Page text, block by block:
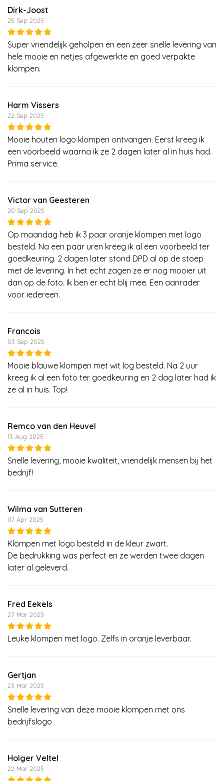
Dirk-Joost
25 Sep 2025
Super vriendelijk geholpen en een zeer snelle levering van
hele mooie en netjes afgewerkte en goed verpakte
klompen.
Harm Vissers
22 Sep 2025
Mooie houten logo klompen ontvangen. Eerst kreeg ik
een voorbeeld waarna ik ze 2 dagen later al in huis had.
Prima service.
Victor van Geesteren
20 Sep 2025
Op maandag heb ik 3 paar oranje klompen met logo
besteld. Na een paar uren kreeg ik al een voorbeeld ter
goedkeuring. 2 dagen later stond DPD al op de stoep
met de levering. In het echt zagen ze er nog mooier uit
dan op de foto. Ik ben er echt blij mee. Een aanrader
voor iedereen.
Francois
03 Sep 2025
Mooie blauwe klompen met wit log besteld. Na 2 uur
kreeg ik al een foto ter goedkeuring en 2 dag later had ik
ze al in huis. Top!
Remco van den Heuvel
13 Aug 2025
Snelle levering, mooie kwaliteit, vriendelijk mensen bij het
bedrijf!
Wilma van Sutteren
07 Apr 2025
Klompen met logo besteld in de kleur zwart.
De bedrukking was perfect en ze werden twee dagen
later al geleverd.
Fred Eekels
27 Mar 2025
Leuke klompen met logo. Zelfs in oranje leverbaar.
Gertjan
23 Mar 2025
Snelle levering van deze mooie klompen met ons
bedrijfslogo
Holger Veltel
22 Mar 2025